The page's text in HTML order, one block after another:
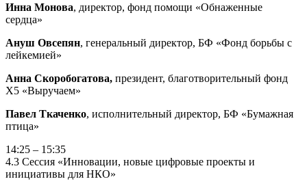
Инна Монова, директор, фонд помощи «Обнаженные
сердца»
Ануш Овсепян, генеральный директор, БФ «Фонд борьбы с
лейкемией»
Анна Скоробогатова, президент, благотворительный фонд
X5 «Выручаем»
Павел Ткаченко, исполнительный директор, БФ «Бумажная
птица»
14:25 – 15:35
4.3 Сессия «Инновации, новые цифровые проекты и
инициативы для НКО»